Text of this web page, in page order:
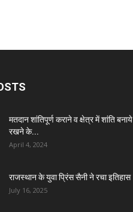
मतदान शांतिपूर्ण कराने व क्षेत्र में शांति बनाये
रखने के...
April 4, 2024
राजस्थान के युवा प्रिंस सैनी ने रचा इतिहास
July 16, 2025